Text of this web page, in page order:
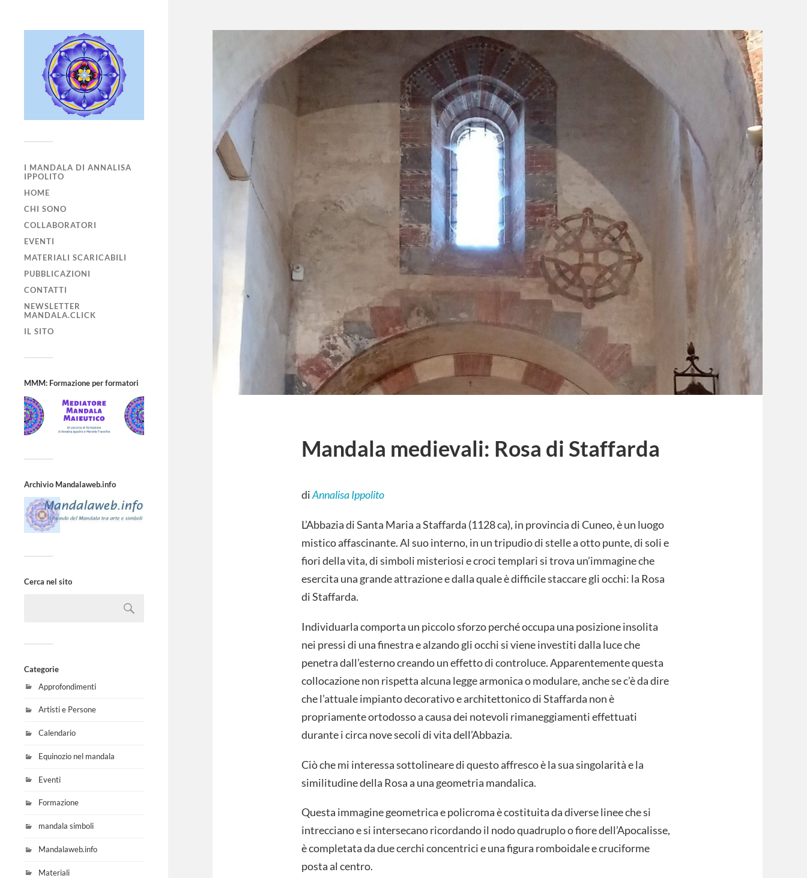
I MANDALA DI ANNALISA
IPPOLITO
HOME
CHI SONO
COLLABORATORI
EVENTI
MATERIALI SCARICABILI
PUBBLICAZIONI
CONTATTI
NEWSLETTER
MANDALA.CLICK
IL SITO
MMM: Formazione per formatori
Archivio Mandalaweb.info
Cerca nel sito
Categorie
Approfondimenti
Artisti e Persone
Calendario
Equinozio nel mandala
Eventi
Formazione
mandala simboli
Mandalaweb.info
Materiali
Mandala medievali: Rosa di Staffarda
diAnnalisa Ippolito
L’Abbazia di Santa Maria a Staffarda (1128 ca), in provincia di Cuneo, è un luogo
mistico affascinante. Al suo interno, in un tripudio di stelle a otto punte, di soli e
fiori della vita, di simboli misteriosi e croci templari si trova un’immagine che
esercita una grande attrazione e dalla quale è difficile staccare gli occhi: la Rosa
di Staffarda.
Individuarla comporta un piccolo sforzo perché occupa una posizione insolita
nei pressi di una finestra e alzando gli occhi si viene investiti dalla luce che
penetra dall’esterno creando un effetto di controluce. Apparentemente questa
collocazione non rispetta alcuna legge armonica o modulare, anche se c’è da dire
che l’attuale impianto decorativo e architettonico di Staffarda non è
propriamente ortodosso a causa dei notevoli rimaneggiamenti effettuati
durante i circa nove secoli di vita dell’Abbazia.
Ciò che mi interessa sottolineare di questo affresco è la sua singolarità e la
similitudine della Rosa a una geometria mandalica.
Questa immagine geometrica e policroma è costituita da diverse linee che si
intrecciano e si intersecano ricordando il nodo quadruplo o fiore dell’Apocalisse,
è completata da due cerchi concentrici e una figura romboidale e cruciforme
posta al centro.